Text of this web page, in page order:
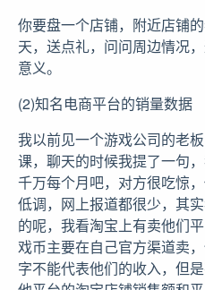
你要盘一个店铺，附近店铺
天，送点礼，问问周边情况
意义。
(2)知名电商平台的销量数据
我以前见一个游戏公司的老
课，聊天的时候我提了一句
千万每个月吧，对方很吃惊
低调，网上报道都很少，其
的呢，我看淘宝上有卖他们
戏币主要在自己官方渠道卖
字不能代表他们的收入，但